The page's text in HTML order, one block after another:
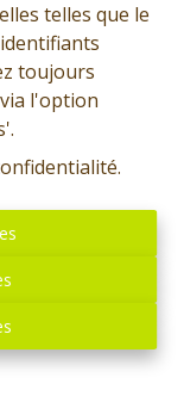
telles que le
toujours
l'option
.